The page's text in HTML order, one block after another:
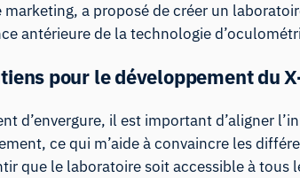
a proposé de créer un
antérieure de la technologie
pour le développement du
d’envergure, il est important d’aligner
ce qui m’aide à convaincre les
que le laboratoire soit accessible à tous